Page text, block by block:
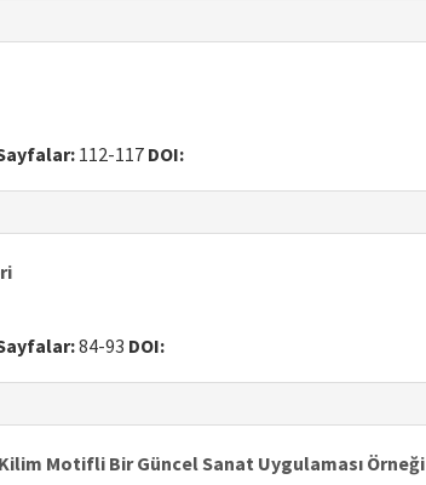
112-117 DOI:
84-93 DOI:
Motifli Bir Güncel Sanat Uygulaması Örneği